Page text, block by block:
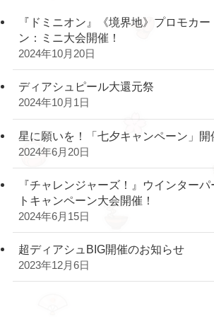
『ドミニオン』《境界地》プロモカ
ン：ミニ大会開催！
2024年10月20日
ディアシュピール大還元祭
2024年10月1日
星に願いを！「七夕キャンペーン」開
2024年6月20日
『チャレンジャーズ！』ウインター
トキャンペーン大会開催！
2024年6月15日
超ディアシュBIG開催のお知らせ
2023年12月6日